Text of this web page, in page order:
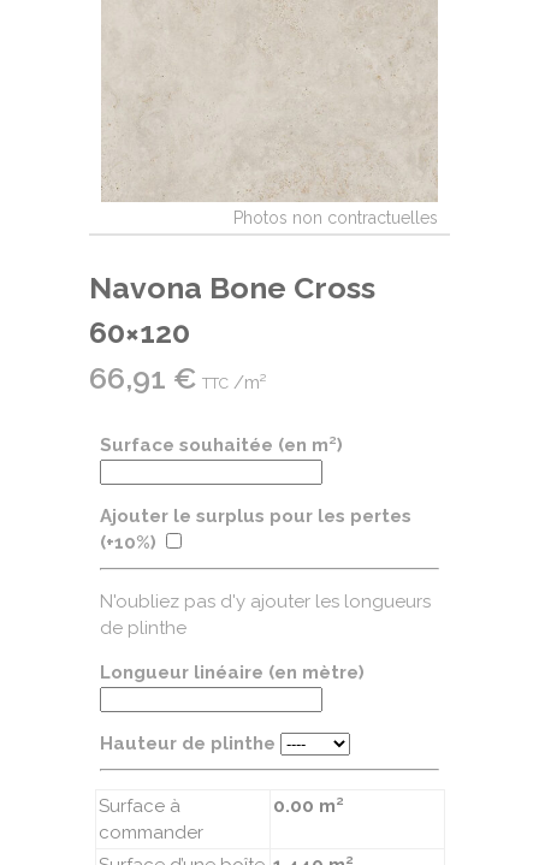
Navona Bone Cross
60×120
66,91 € TTC /m²
Surface souhaitée (en m²)
Ajouter le surplus pour les pertes
(+10%)
N'oubliez pas d'y ajouter les longueurs
de plinthe
Longueur linéaire (en mètre)
Hauteur de plinthe
Surface à
commander
0.00 m²